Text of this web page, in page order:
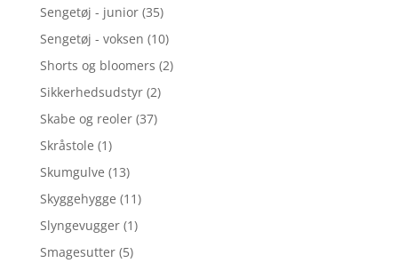
Sengetøj - junior (35)
Sengetøj - voksen (10)
Shorts og bloomers (2)
Sikkerhedsudstyr (2)
Skabe og reoler (37)
Skråstole (1)
Skumgulve (13)
Skyggehygge (11)
Slyngevugger (1)
Smagesutter (5)